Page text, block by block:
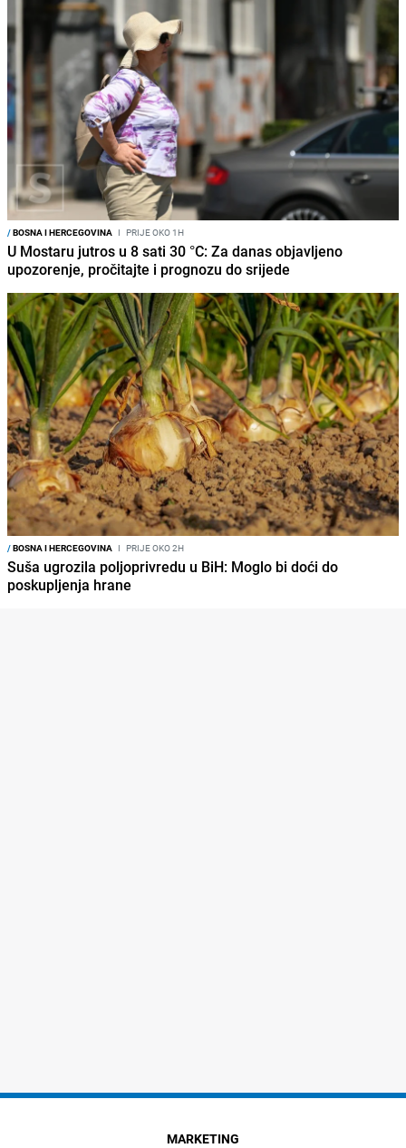
/BOSNA I HERCEGOVINA I PRIJE OKO 1H
U Mostaru jutros u 8 sati 30 °C: Za danas objavljeno
upozorenje, pročitajte i prognozu do srijede
/BOSNA I HERCEGOVINA I PRIJE OKO 2H
Suša ugrozila poljoprivredu u BiH: Moglo bi doći do
poskupljenja hrane
MARKETING